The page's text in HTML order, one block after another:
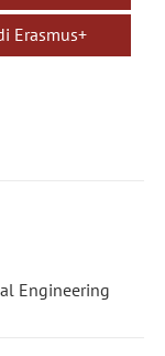
Erasmus+
Engineering